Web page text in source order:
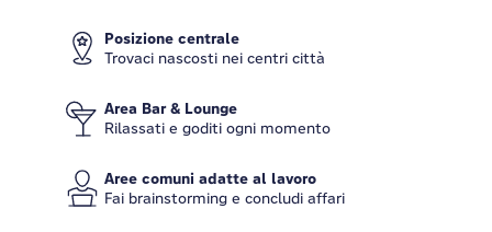
Posizione centrale
Trovaci nascosti nei centri città
Area Bar & Lounge
Rilassati e goditi ogni momento
Aree comuni adatte al lavoro
Fai brainstorming e concludi affari